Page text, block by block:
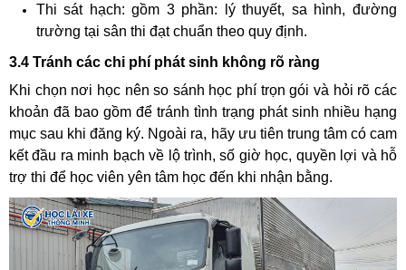
Thi sát hạch: gồm 3 phần: lý thuyết, sa hình, đường
trường tại sân thi đạt chuẩn theo quy định.
3.4 Tránh các chi phí phát sinh không rõ ràng
Khi chọn nơi học nên so sánh học phí trọn gói và hỏi rõ các
khoản đã bao gồm để tránh tình trạng phát sinh nhiều hạng
mục sau khi đăng ký. Ngoài ra, hãy ưu tiên trung tâm có cam
kết đầu ra minh bạch về lộ trình, số giờ học, quyền lợi và hỗ
trợ thi để học viên yên tâm học đến khi nhận bằng.